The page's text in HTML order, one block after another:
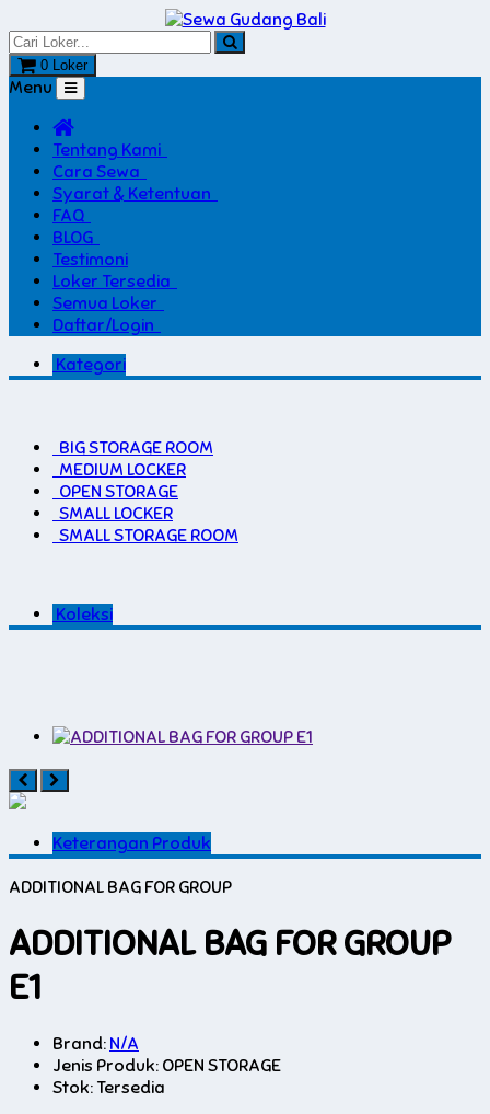
0 Loker
Menu
Tentang Kami
Cara Sewa
Syarat & Ketentuan
FAQ
BLOG
Testimoni
Loker Tersedia
Semua Loker
Daftar/Login
Kategori
BIG STORAGE ROOM
MEDIUM LOCKER
OPEN STORAGE
SMALL LOCKER
SMALL STORAGE ROOM
Koleksi
Keterangan Produk
ADDITIONAL BAG FOR GROUP
ADDITIONAL BAG FOR GROUP
E1
Brand: N/A
Jenis Produk: OPEN STORAGE
Stok: Tersedia